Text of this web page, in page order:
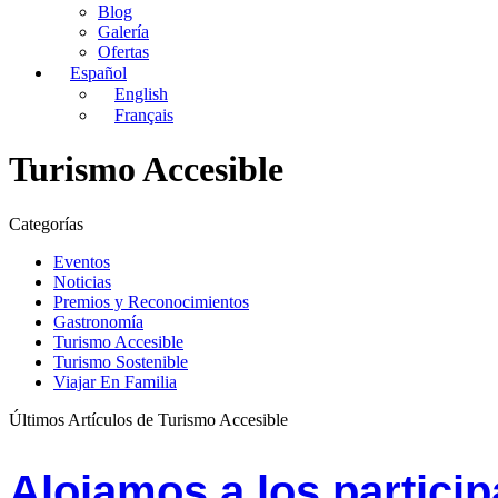
Blog
Galería
Ofertas
Español
English
Français
Turismo Accesible
Categorías
Eventos
Noticias
Premios y Reconocimientos
Gastronomía
Turismo Accesible
Turismo Sostenible
Viajar En Familia
Últimos Artículos de Turismo Accesible